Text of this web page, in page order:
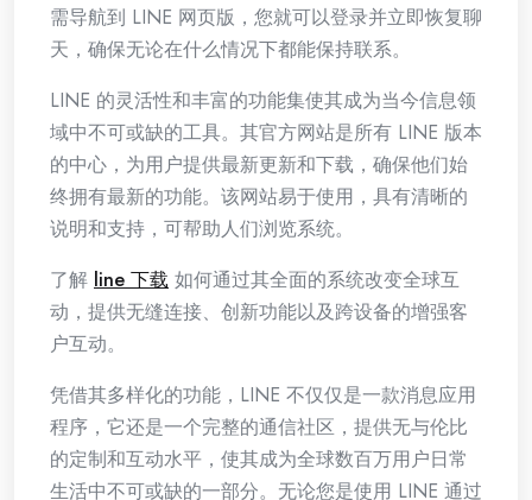
需导航到 LINE 网页版，您就可以登录并立即恢复聊
天，确保无论在什么情况下都能保持联系。
LINE 的灵活性和丰富的功能集使其成为当今信息领
域中不可或缺的工具。其官方网站是所有 LINE 版本
的中心，为用户提供最新更新和下载，确保他们始
终拥有最新的功能。该网站易于使用，具有清晰的
说明和支持，可帮助人们浏览系统。
了解 line 下载 如何通过其全面的系统改变全球互
动，提供无缝连接、创新功能以及跨设备的增强客
户互动。
凭借其多样化的功能，LINE 不仅仅是一款消息应用
程序，它还是一个完整的通信社区，提供无与伦比
的定制和互动水平，使其成为全球数百万用户日常
生活中不可或缺的一部分。无论您是使用 LINE 通过